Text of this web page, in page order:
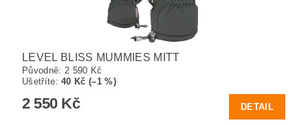
LEVEL BLISS MUMMIES MITT
Původně: 2 590 Kč
Ušetříte:40 Kč (–1 %)
2 550 Kč DETAIL